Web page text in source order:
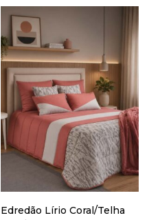
Edredão Lírio Coral/Telha